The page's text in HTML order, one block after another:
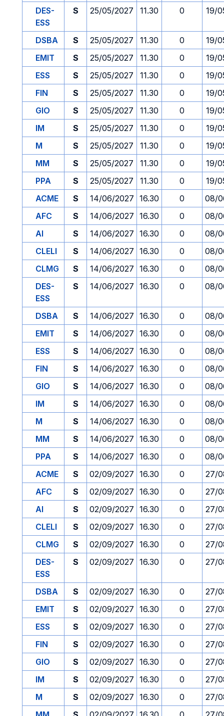
DES-
ESS
S 25/05/2027 11.30 0 19/
DSBA S 25/05/2027 11.30 0
19/
EMIT
S 25/05/2027 11.30 0
19/
ESS
S 25/05/2027 11.30 0
19/
FIN
S 25/05/2027 11.30 0
19/
GIO
S 25/05/2027 11.30 0
19/
IM
S 25/05/2027 11.30 0
19/
M
S 25/05/2027 11.30 0
19/
MM
S 25/05/2027 11.30 0
19/
PPA
S 25/05/2027 11.30 0
19/
ACME
S 14/06/2027 16.30 0
08/
AFC
S 14/06/2027 16.30 0
08/
AI
S 14/06/2027 16.30 0
08/
CLELI
S 14/06/2027 16.30 0
08/
CLMG
S 14/06/2027 16.30 0
08/
DES-
ESS
S 14/06/2027 16.30 0 08/
DSBA S 14/06/2027 16.30 0
08/
EMIT
S 14/06/2027 16.30 0
08/
ESS
S 14/06/2027 16.30 0
08/
FIN
S 14/06/2027 16.30 0
08/
GIO
S 14/06/2027 16.30 0
08/
IM
S 14/06/2027 16.30 0
08/
M
S 14/06/2027 16.30 0
08/
MM
S 14/06/2027 16.30 0
08/
PPA
S 14/06/2027 16.30 0
08/
ACME
S 02/09/2027 16.30 0
27/
AFC
S 02/09/2027 16.30 0
27/
AI
S 02/09/2027 16.30 0
27/
CLELI
S 02/09/2027 16.30 0
27/
CLMG
S 02/09/2027 16.30 0
27/
DES-
ESS
S 02/09/2027 16.30 0 27/
DSBA S 02/09/2027 16.30 0
27/
EMIT
S 02/09/2027 16.30 0
27/
ESS
S 02/09/2027 16.30 0
27/
FIN
S 02/09/2027 16.30 0
27/
GIO
S 02/09/2027 16.30 0
27/
IM
S 02/09/2027 16.30 0
27/
M
S 02/09/2027 16.30 0
27/